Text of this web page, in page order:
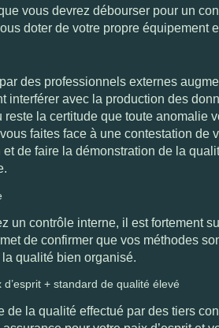
vous devrez débourser pour un
doter de votre propre équipement
des professionnels externes
interférer avec la production des
reste la certitude que toute
faites face à une contestation
de faire la démonstration de la
un contrôle interne, il est fortement
de confirmer que vos méthodes
qualité bien organisé.
+ standard de qualité élevé
de la qualité effectué par des tiers